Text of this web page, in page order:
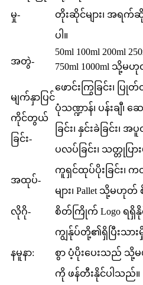
မှု- တိုးဆိုင်များ၊ အရ
ပါ။
အတွဲ-
50ml 100ml 200ml
750ml 1000ml သို့
မျက်နှာပြင်
ကိုင်တွယ်
ခြင်း-
ဖောင်းကြွခြင်း၊ ပြု
ပုံသဏ္ဍာန်၊ ပန်းချီ၊ ဆ
ခြင်း၊ နှင်းခဲခြင်း၊
ပလပ်ခြင်း၊ သတ္တုပြ
အထုပ်-
ကူရှင်ထုပ်ပိုးခြင်း၊
များ၊ Pallet သို့မ
လိုဂို- စိတ်ကြိုက် Logo ရရှိနိုင်
နမူနာ:
ကျွန်ုပ်တို့၏ရှိပြီးသ
စွာ ပံ့ပိုးပေးသည်
ကို ဖန်တီးနိုင်ပါသည်။